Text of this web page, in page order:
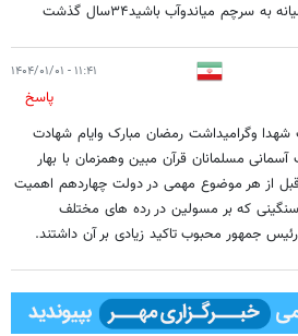
سرچم میاندوآب باشید۳۴سال گذشت
۱۱:۴۱ - ۱۴۰۴/۰۱/۰۱
پاسخ
شهدا وگرامیداشت رمضان مبارک وایام شهادت
آسمانی مسلمانان قرآن مبین وهمزمان با بهار
از هر موضوع مهمی در دولت چهاردهم اهمیت
که بر مسولین در رده های مختلف
جمهور محبوب تاکید زیادی بر آن داشتند.